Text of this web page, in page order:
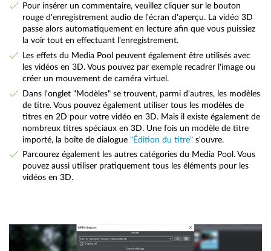
Pour insérer un commentaire, veuillez cliquer sur le bouton
rouge d'enregistrement audio de l'écran d'aperçu. La vidéo 3D
passe alors automatiquement en lecture afin que vous puissiez
la voir tout en effectuant l'enregistrement.
Les effets du Media Pool peuvent également être utilisés avec
les vidéos en 3D. Vous pouvez par exemple recadrer l'image ou
créer un mouvement de caméra virtuel.
Dans l'onglet "Modèles" se trouvent, parmi d'autres, les modèles
de titre. Vous pouvez également utiliser tous les modèles de
titres en 2D pour votre vidéo en 3D. Mais il existe également de
nombreux titres spéciaux en 3D. Une fois un modèle de titre
importé, la boîte de dialogue "Édition du titre"s'ouvre.
Parcourez également les autres catégories du Media Pool. Vous
pouvez aussi utiliser pratiquement tous les éléments pour les
vidéos en 3D.